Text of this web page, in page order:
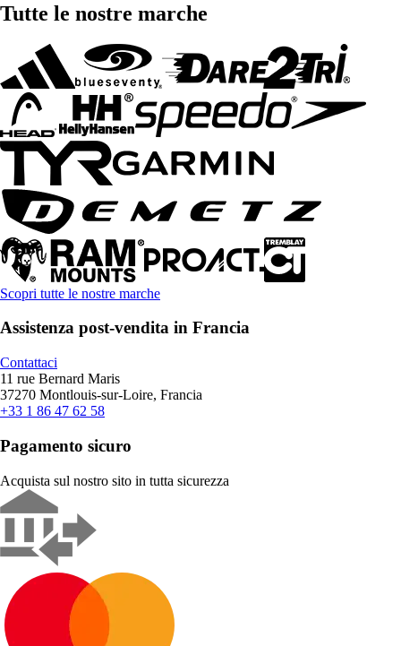
Tutte le nostre marche
Scopri tutte le nostre marche
Assistenza post-vendita in Francia
Contattaci
11 rue Bernard Maris
37270 Montlouis-sur-Loire, Francia
+33 1 86 47 62 58
Pagamento sicuro
Acquista sul nostro sito in tutta sicurezza